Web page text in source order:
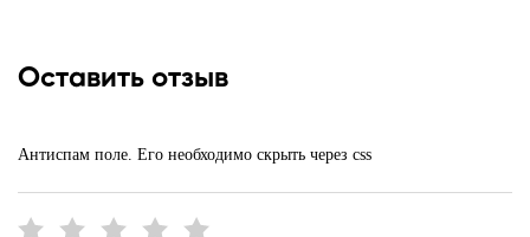
Оставить отзыв
Антиспам поле. Его необходимо скрыть через css